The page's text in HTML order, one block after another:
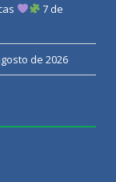
7 de
de 2026